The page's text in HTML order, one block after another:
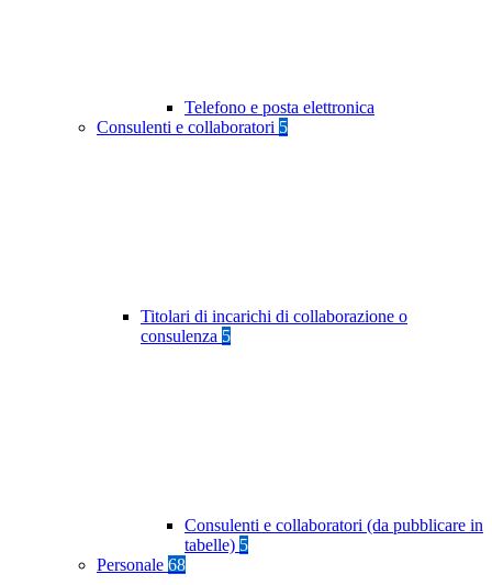
Telefono e posta elettronica
Consulenti e collaboratori 5
Titolari di incarichi di collaborazione o
consulenza 5
Consulenti e collaboratori (da pubblicare in
tabelle) 5
Personale 68